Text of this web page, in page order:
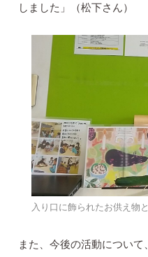
しました」（松下さん）
入り口に飾られたお供え物
また、今後の活動につい